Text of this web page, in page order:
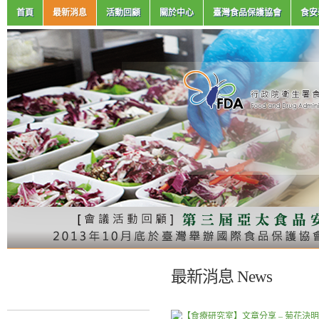
首頁 最新消息 活動回顧 關於中心 臺灣食品保護協會 食
最新消息 News